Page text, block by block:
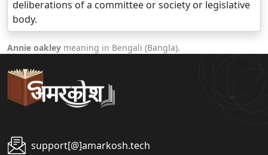
deliberations of a committee or society or legislative
body.
Annie oakley meaning in Bengali (Bangla).
support[@]amarkosh.tech